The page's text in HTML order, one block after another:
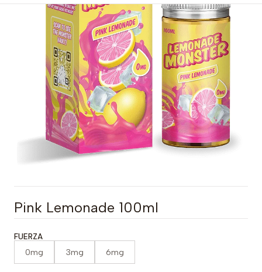
Pink Lemonade 100ml
FUERZA
0mg 3mg 6mg